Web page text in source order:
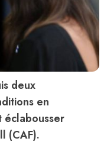
deux
en
éclabousser
(CAF).